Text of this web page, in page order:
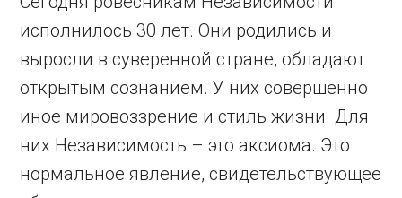
исполнилось 30 лет. Они родились и
выросли в суверенной стране, обладают
открытым сознанием. У них совершенно
иное мировоззрение и стиль жизни. Для
них Независимость – это аксиома. Это
нормальное явление, свидетельствующее